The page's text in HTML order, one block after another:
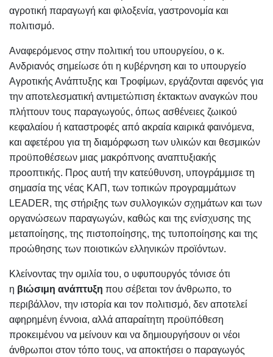
αγροτική παραγωγή και φιλοξενία, γαστρονομία και
πολιτισμό.
Αναφερόμενος στην πολιτική του υπουργείου, ο κ.
Ανδριανός σημείωσε ότι η κυβέρνηση και το υπουργείο
Αγροτικής Ανάπτυξης και Τροφίμων, εργάζονται αφενός για
την αποτελεσματική αντιμετώπιση έκτακτων αναγκών που
πλήττουν τους παραγωγούς, όπως ασθένειες ζωικού
κεφαλαίου ή καταστροφές από ακραία καιρικά φαινόμενα,
και αφετέρου για τη διαμόρφωση των υλικών και θεσμικών
προϋποθέσεων μιας μακρόπνοης αναπτυξιακής
προοπτικής. Προς αυτή την κατεύθυνση, υπογράμμισε τη
σημασία της νέας ΚΑΠ, των τοπικών προγραμμάτων
LEADER, της στήριξης των συλλογικών σχημάτων και των
οργανώσεων παραγωγών, καθώς και της ενίσχυσης της
μεταποίησης, της πιστοποίησης, της τυποποίησης και της
προώθησης των ποιοτικών ελληνικών προϊόντων.
Κλείνοντας την ομιλία του, ο υφυπουργός τόνισε ότι
η βιώσιμη ανάπτυξη που σέβεται τον άνθρωπο, το
περιβάλλον, την ιστορία και τον πολιτισμό, δεν αποτελεί
αφηρημένη έννοια, αλλά απαραίτητη προϋπόθεση
προκειμένου να μείνουν και να δημιουργήσουν οι νέοι
άνθρωποι στον τόπο τους, να αποκτήσει ο παραγωγός